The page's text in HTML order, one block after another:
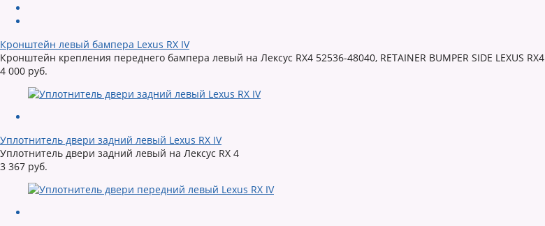
Кронштейн левый бампера Lexus RX IV
Кронштейн крепления переднего бампера левый на Лексус RX4 52536-48040, RETAINER BUMPER SIDE LEXUS RX4
4 000 руб.
Уплотнитель двери задний левый Lexus RX IV
Уплотнитель двери задний левый на Лексус RX 4
3 367 руб.